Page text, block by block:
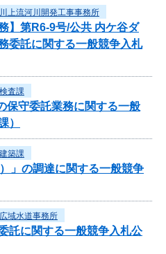
上流河川開発工事事務所
】第R6-9号/公共 内ケ谷ダ
委託に関する一般競争入札
査課
守委託業務に関する一般
）
築課
」の調達に関する一般競争
域水道事務所
託に関する一般競争入札公